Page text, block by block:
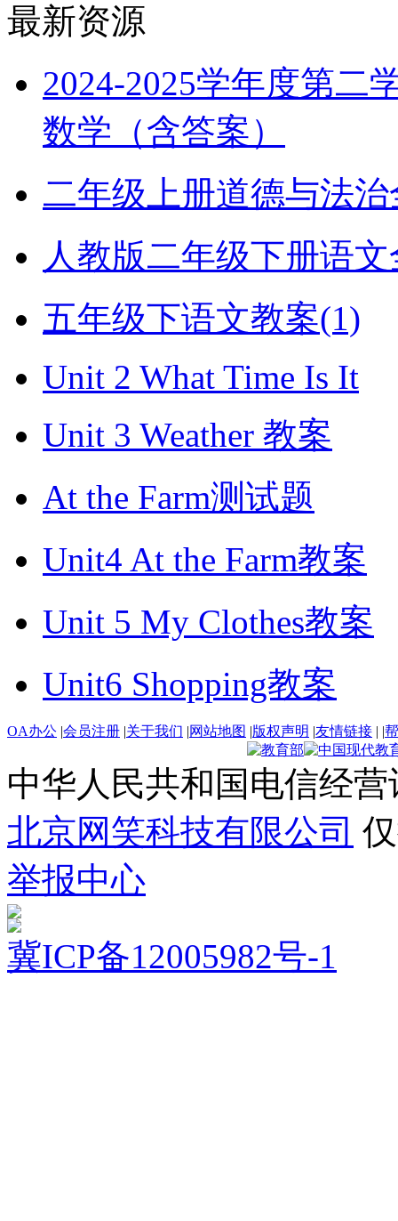
最新资源
2024-2025学年度第二
数学（含答案）
二年级上册道德与法
人教版二年级下册语
五年级下语文教案(1)
Unit 2 What Time Is It
Unit 3 Weather 教案
At the Farm测试题
Unit4 At the Farm教案
Unit 5 My Clothes教案
Unit6 Shopping教案
OA办公 |会员注册 |关于我们 |网站地图 |版权声明 |友情链接 | |
中华人民共和国电信经营
北京网笑科技有限公司
举报中心
冀ICP备12005982号-1